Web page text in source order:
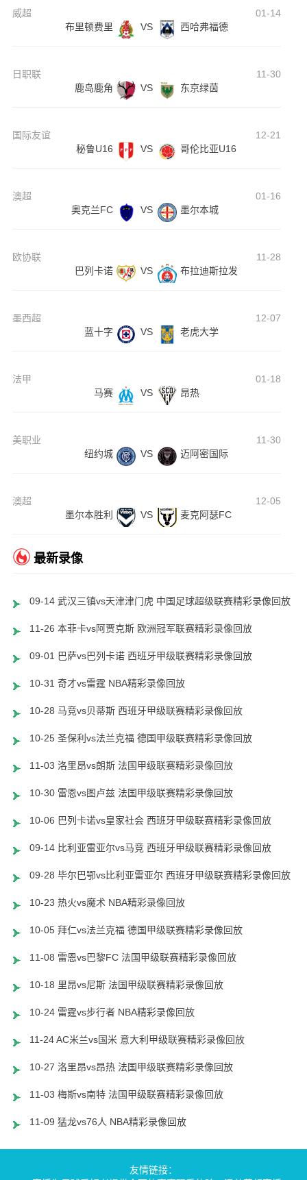
威超
01-14
布里顿费里
VS 西哈弗福德
日职联
11-30
鹿岛鹿角
VS 东京绿茵
国际友谊
12-21
秘鲁U16
VS 哥伦比亚U16
澳超
01-16
奥克兰FC
VS 墨尔本城
欧协联
11-28
巴列卡诺
VS 布拉迪斯拉发
墨西超
12-07
蓝十字
VS 老虎大学
法甲
01-18
马赛
VS 昂热
美职业
11-30
纽约城
VS 迈阿密国际
澳超
12-05
墨尔本胜利
VS 麦克阿瑟FC
最新录像
09-14 武汉三镇vs天津津门虎 中国足球超级联赛精彩录像回放
11-26 本菲卡vs阿贾克斯 欧洲冠军联赛精彩录像回放
09-01 巴萨vs巴列卡诺 西班牙甲级联赛精彩录像回放
10-31 奇才vs雷霆 NBA精彩录像回放
10-28 马竞vs贝蒂斯 西班牙甲级联赛精彩录像回放
10-25 圣保利vs法兰克福 德国甲级联赛精彩录像回放
11-03 洛里昂vs朗斯 法国甲级联赛精彩录像回放
10-30 雷恩vs图卢兹 法国甲级联赛精彩录像回放
10-06 巴列卡诺vs皇家社会 西班牙甲级联赛精彩录像回放
09-14 比利亚雷亚尔vs马竞 西班牙甲级联赛精彩录像回放
09-28 毕尔巴鄂vs比利亚雷亚尔 西班牙甲级联赛精彩录像回放
10-23 热火vs魔术 NBA精彩录像回放
10-05 拜仁vs法兰克福 德国甲级联赛精彩录像回放
11-08 雷恩vs巴黎FC 法国甲级联赛精彩录像回放
10-18 里昂vs尼斯 法国甲级联赛精彩录像回放
10-24 雷霆vs步行者 NBA精彩录像回放
11-24 AC米兰vs国米 意大利甲级联赛精彩录像回放
10-27 洛里昂vs昂热 法国甲级联赛精彩录像回放
11-03 梅斯vs南特 法国甲级联赛精彩录像回放
11-09 猛龙vs76人 NBA精彩录像回放
友情链接：